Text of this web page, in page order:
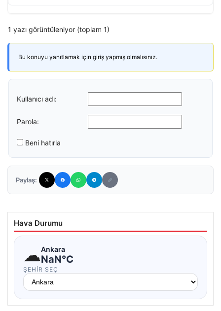
1 yazı görüntüleniyor (toplam 1)
Bu konuyu yanıtlamak için giriş yapmış olmalısınız.
Kullanıcı adı:
Parola:
Beni hatırla
Paylaş:
Hava Durumu
☁Ankara
NaN°C
ŞEHIR SEÇ